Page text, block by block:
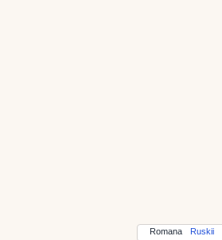
Romana Ruskii